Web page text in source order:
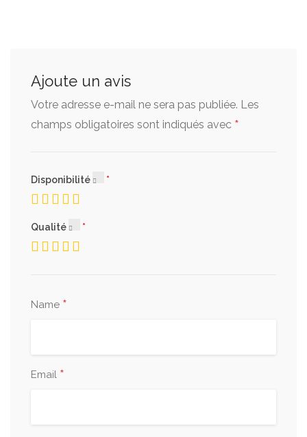
Ajoute un avis
Votre adresse e-mail ne sera pas publiée. Les
champs obligatoires sont indiqués avec *
Disponibilité
Qualité
Name *
Email *